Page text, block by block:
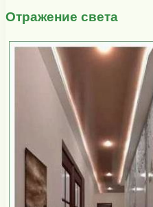
Отражение света